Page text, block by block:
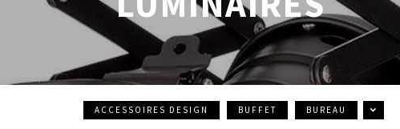
ACCESSOIRES DESIGN BUFFET BUREAU